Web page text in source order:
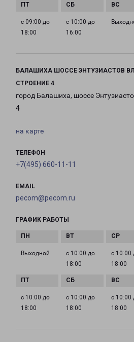
с 09:00 до
18:00
с 10:00 до
16:00
БАЛАШИХА ШОССЕ ЭНТУЗИАСТОВ
СТРОЕНИЕ 4
город Балашиха, шоссе
4
на карте
ТЕЛЕФОН
+7(495) 660-11-11
EMAIL
pecom@pecom.ru
ГРАФИК РАБОТЫ
Выходной
с 10:00 до
18:00
с 10:00
18:00
с 10:00 до
18:00
с 10:00 до
18:00
с 10:00
18:00